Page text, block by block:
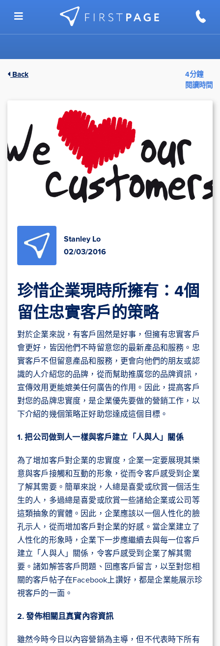
Back
4分鐘
閱讀時間
Stanley Lo
02/03/2016
珍惜企業現時所擁有：4個
留住忠實客戶的策略
對於企業來說，有客戶固然是好事，但擁有忠實客戶
會更好，皆因他們不時留意您的最新產品和服務。忠
實客戶不但留意產品和服務，更會向他們的朋友或認
識的人介紹您的品牌，從而幫助推廣您的品牌資訊，
宣傳效用更能媲美任何廣告的作用。因此，提高客戶
對您的品牌忠實度，是企業優先要做的營銷工作，以
下介紹的幾個策略正好助您達成這個目標。
1. 把公司做到人一樣與客戶建立「人與人」關係
為了增加客戶對企業的忠實度，企業一定要展現其樂
意與客戶接觸和互動的形象，從而令客戶感受到企業
了解其需要。簡單來說，人總是喜愛或欣賞一個活生
生的人，多過總是喜愛或欣賞一些諸給企業或公司等
這類抽象的實體。因此，企業應該以一個人性化的臉
孔示人，從而增加客戶對企業的好感。當企業建立了
人性化的形象時，企業下一步應繼續去與每一位客戶
建立「人與人」關係，令客戶感受到企業了解其需
要。諸如解答客戶問題、回應客戶留言，以至對您相
關的客戶帖子在Facebook上讚好，都是企業能展示珍
視客戶的一面。
2. 發佈相關且真實內容資訊
雖然今時今日以內容營銷為主導，但不代表時下所有